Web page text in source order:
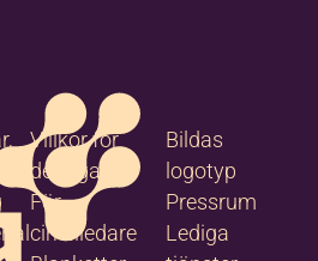
Villkor för
deltagare
För
cirkelledare
Bildas
logotyp
Pressrum
Lediga